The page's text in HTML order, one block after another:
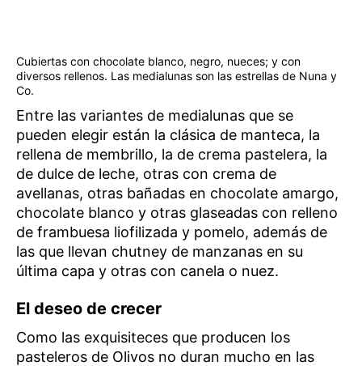
Cubiertas con chocolate blanco, negro, nueces; y con
diversos rellenos. Las medialunas son las estrellas de Nuna y
Co.
Entre las variantes de medialunas que se
pueden elegir están la clásica de manteca, la
rellena de membrillo, la de crema pastelera, la
de dulce de leche, otras con crema de
avellanas, otras bañadas en chocolate amargo,
chocolate blanco y otras glaseadas con relleno
de frambuesa liofilizada y pomelo, además de
las que llevan chutney de manzanas en su
última capa y otras con canela o nuez.
El deseo de crecer
Como las exquisiteces que producen los
pasteleros de Olivos no duran mucho en las